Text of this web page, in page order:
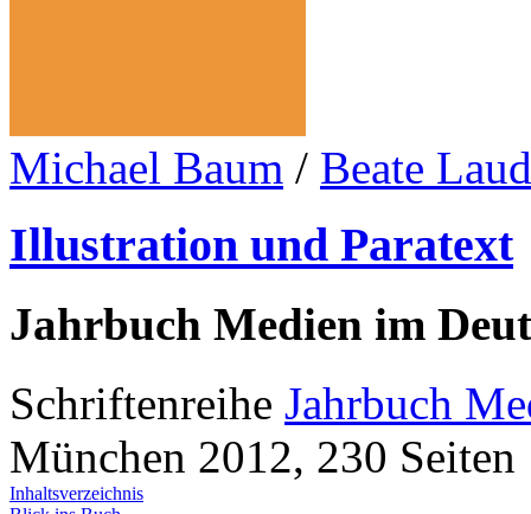
Michael Baum / Beate
Illustration und Paratext
Jahrbuch Medien im
Schriftenreihe Jahrbuch
München 2012, 230 Seiten
Inhaltsverzeichnis